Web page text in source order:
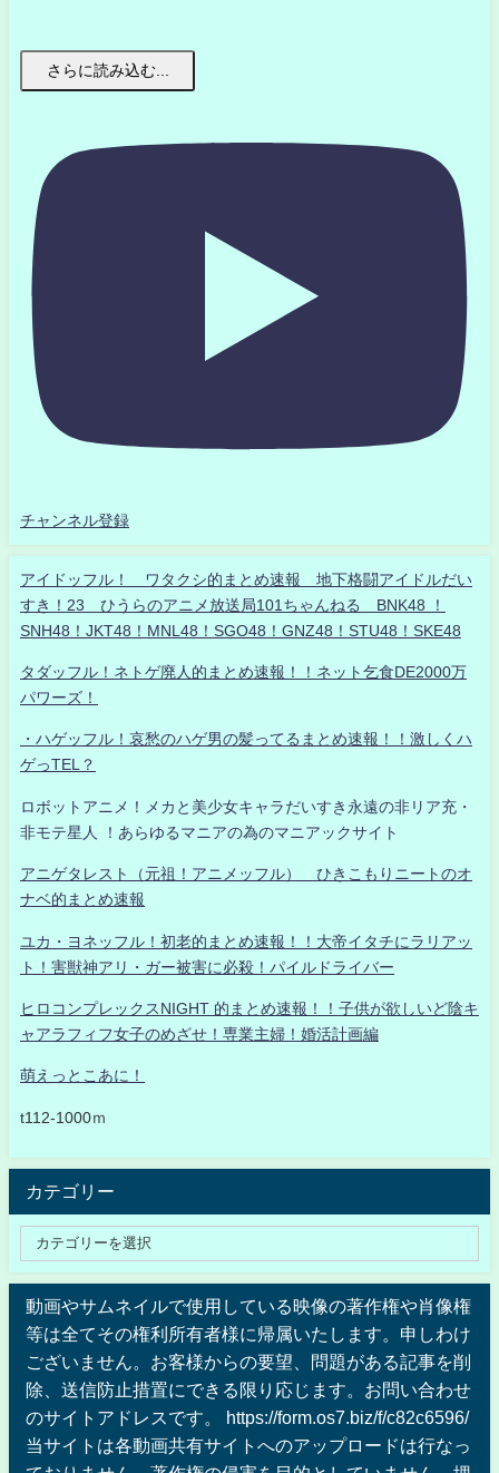
さらに読み込む...
チャンネル登録
アイドッフル！ ワタクシ的まとめ速報 地下格闘アイドルだい
すき！23 ひうらのアニメ放送局101ちゃんねる BNK48 ！
SNH48！JKT48！MNL48！SGO48！GNZ48！STU48！SKE48
タダッフル！ネトゲ廃人的まとめ速報！！ネット乞食DE2000万
パワーズ！
・ハゲッフル！哀愁のハゲ男の髪ってるまとめ速報！！激しくハ
ゲっTEL？
ロボットアニメ！メカと美少女キャラだいすき永遠の非リア充・
非モテ星人 ！あらゆるマニアの為のマニアックサイト
アニゲタレスト（元祖！アニメッフル） ひきこもりニートのオ
ナベ的まとめ速報
ユカ・ヨネッフル！初老的まとめ速報！！大帝イタチにラリアッ
ト！害獣神アリ・ガー被害に必殺！パイルドライバー
ヒロコンプレックスNIGHT 的まとめ速報！！子供が欲しいど陰キ
ャアラフィフ女子のめざせ！専業主婦！婚活計画編
萌えっとこあに！
t112-1000ｍ
カテゴリー
動画やサムネイルで使用している映像の著作権や肖像権
等は全てその権利所有者様に帰属いたします。申しわけ
ございません。お客様からの要望、問題がある記事を削
除、送信防止措置にできる限り応じます。お問い合わせ
のサイトアドレスです。 https://form.os7.biz/f/c82c6596/
当サイトは各動画共有サイトへのアップロードは行なっ